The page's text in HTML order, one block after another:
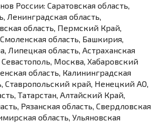
России: Саратовская область,
Ленинградская область,
область, Пермский Край,
область, Башкирия,
Липецкая область, Астраханская
Москва, Хабаровский
область, Калининградская
Ставропольский край, Ненецкий АО,
Татарстан, Алтайский Край,
Рязанская область, Свердловская
область, Ульяновская